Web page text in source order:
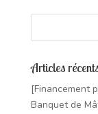
Articles
[Financement
Banquet de